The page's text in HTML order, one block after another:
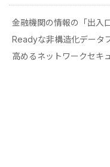
金融機関の情報の「出
Readyな非構造化データ
高めるネットワークセキ